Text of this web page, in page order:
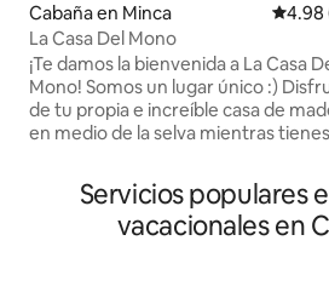
Cabaña en Minca
4.98
La Casa Del Mono
¡Te damos la bienvenida a La Casa
Mono! Somos un lugar único :) Disfruta
de tu propia e increíble casa de
en medio de la selva mientras tienes
privado (a 2 minutos a pie) donde
disfrutar de las puestas de sol más
Servicios populares
vacacionales en